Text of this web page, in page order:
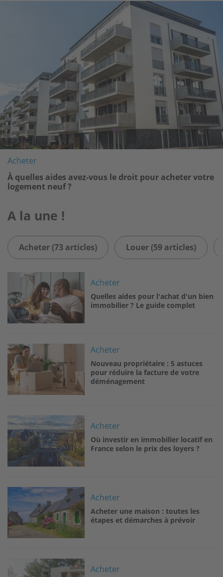
Acheter
À quelles aides avez-vous le droit pour acheter votre
logement neuf ?
A la une !
Acheter (73 articles) Louer (59 articles)
Image
Acheter
Quelles aides pour l'achat d'un bien
immobilier ? Le guide complet
Image Acheter
Nouveau propriétaire : 5 astuces
pour réduire la facture de votre
déménagement
Acheter
Où investir en immobilier locatif en
France selon le prix des loyers ?
Image
Acheter
Acheter une maison : toutes les
étapes et démarches à prévoir
Image
Acheter